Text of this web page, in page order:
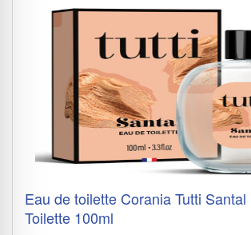
Eau de toilette Corania Tutti
Toilette 100ml